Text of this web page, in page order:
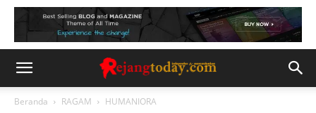
Beranda RAGAM HUMANIORA